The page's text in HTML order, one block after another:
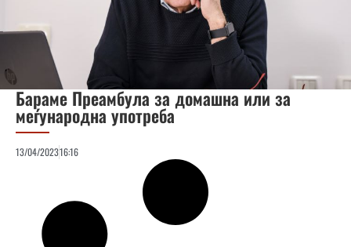
Бараме Преамбула за домашна или за
меѓународна употреба
13/04/202316:16